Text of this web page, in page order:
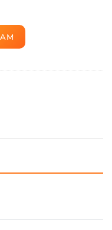
1/2 HERZ daudzums